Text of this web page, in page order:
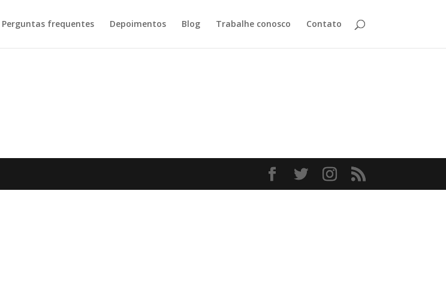
Perguntas frequentes Depoimentos Blog Trabalhe conosco Contato